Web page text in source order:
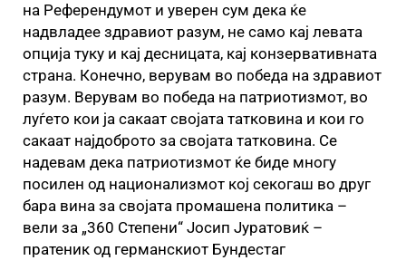
на Референдумот и уверен сум дека ќе
надвладее здравиот разум, не само кај левата
опција туку и кај десницата, кај конзервативната
страна. Конечно, верувам во победа на здравиот
разум. Верувам во победа на патриотизмот, во
луѓето кои ја сакаат својата татковина и кои го
сакаат најдоброто за својата татковина. Се
надевам дека патриотизмот ќе биде многу
посилен од национализмот кој секогаш во друг
бара вина за својата промашена политика –
вели за „360 Степени“ Јосип Јуратовиќ –
пратеник од германскиот Бундестаг